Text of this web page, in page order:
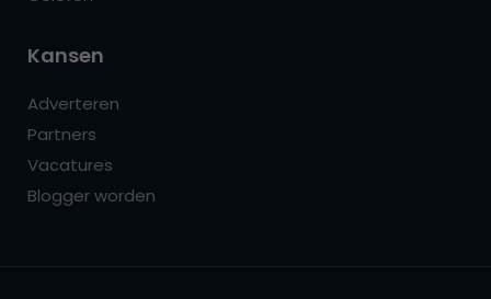
Kansen
Adverteren
Partners
Vacatures
Blogger worden